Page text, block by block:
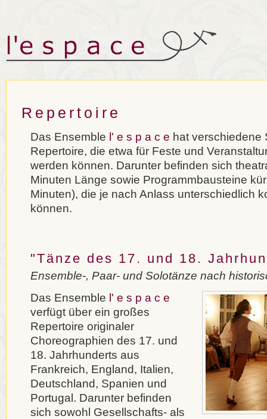
Repertoire
Das Ensemble l' e s p a c e hat verschiedene
Repertoire, die etwa für Feste und
werden können. Darunter befinden sich
Minuten Länge sowie Programmbausteine
Minuten), die je nach Anlass unterschiedlich
können.
"Tänze des 17. und 18.
Ensemble-, Paar- und Solotänze nach
Das Ensemble l' e s p a c e
verfügt über ein großes
Repertoire originaler
Choreographien des 17. und
18. Jahrhunderts aus
Frankreich, England, Italien,
Deutschland, Spanien und
Portugal. Darunter befinden
sich sowohl Gesellschafts- als